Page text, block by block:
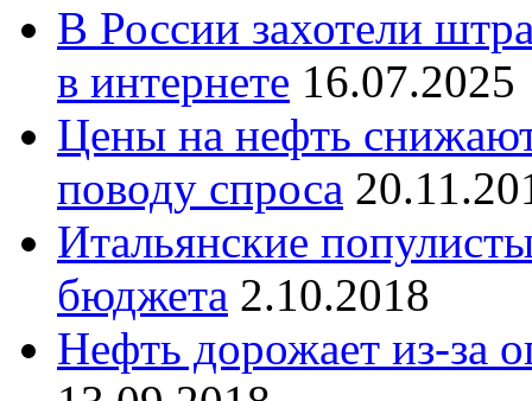
В России захотели
в интернете 16.07.2025
Цены на нефть
поводу спроса
Итальянские
бюджета 2.10.2018
Нефть дорожает из-за